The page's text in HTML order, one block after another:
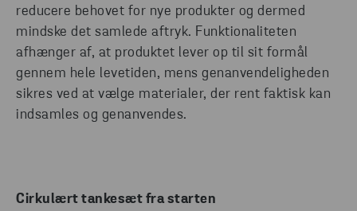
reducere behovet for nye produkter og dermed
mindske det samlede aftryk. Funktionaliteten
afhænger af, at produktet lever op til sit formål
gennem hele levetiden, mens genanvendeligheden
sikres ved at vælge materialer, der rent faktisk kan
indsamles og genanvendes.
Cirkulært tankesæt fra starten